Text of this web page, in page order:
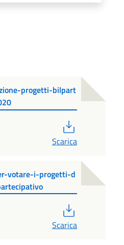
progetti-bilpart
Scarica
votare-i-progetti-d
Scarica